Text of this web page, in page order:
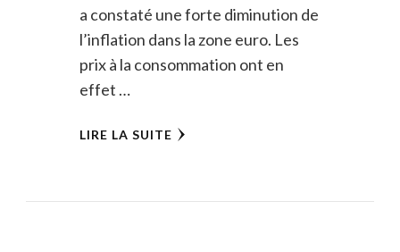
a constaté une forte diminution de
l’inflation dans la zone euro. Les
prix à la consommation ont en
effet …
LIRE LA SUITE